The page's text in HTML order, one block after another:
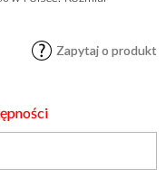
Zapytaj o produkt